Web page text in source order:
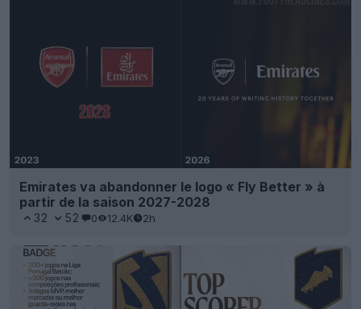
Emirates va abandonner le logo « Fly Better » à
partir de la saison 2027-2028
32 52 0 12.4K 2h